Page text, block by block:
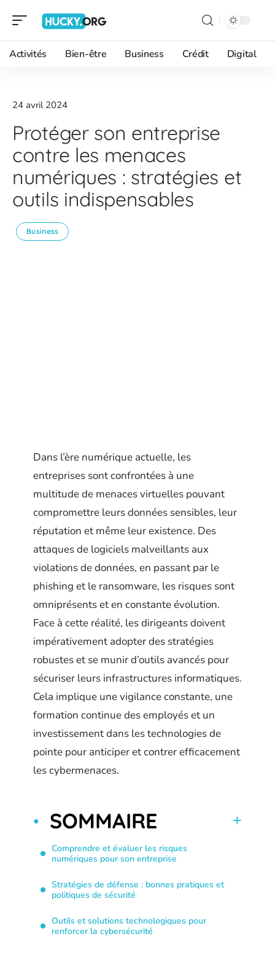
Activités Bien-être Business Crédit Digital
24 avril 2024
Protéger son entreprise
contre les menaces
numériques : stratégies et
outils indispensables
Business
Dans l’ère numérique actuelle, les
entreprises sont confrontées à une
multitude de menaces virtuelles pouvant
compromettre leurs données sensibles, leur
réputation et même leur existence. Des
attaques de logiciels malveillants aux
violations de données, en passant par le
phishing et le ransomware, les risques sont
omniprésents et en constante évolution.
Face à cette réalité, les dirigeants doivent
impérativement adopter des stratégies
robustes et se munir d’outils avancés pour
sécuriser leurs infrastructures informatiques.
Cela implique une vigilance constante, une
formation continue des employés et un
investissement dans les technologies de
pointe pour anticiper et contrer efficacement
les cybermenaces.
SOMMAIRE
Comprendre et évaluer les risques
numériques pour son entreprise
Stratégies de défense : bonnes pratiques et
politiques de sécurité
Outils et solutions technologiques pour
renforcer la cybersécurité